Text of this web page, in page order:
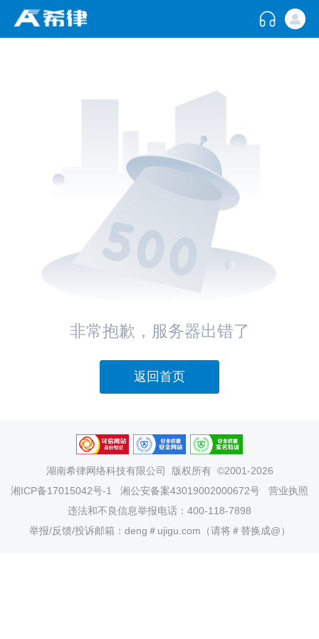
非常抱歉，服务器出错了
返回首页
湖南希律网络科技有限公司
版权所有 ©2001-2026
湘ICP备17015042号-1
湘公安备案43019002000672号
营业执照
违法和不良信息举报电话：400-118-7898
举报/反馈/投诉邮箱：deng＃ujigu.com（请将＃替换成@）